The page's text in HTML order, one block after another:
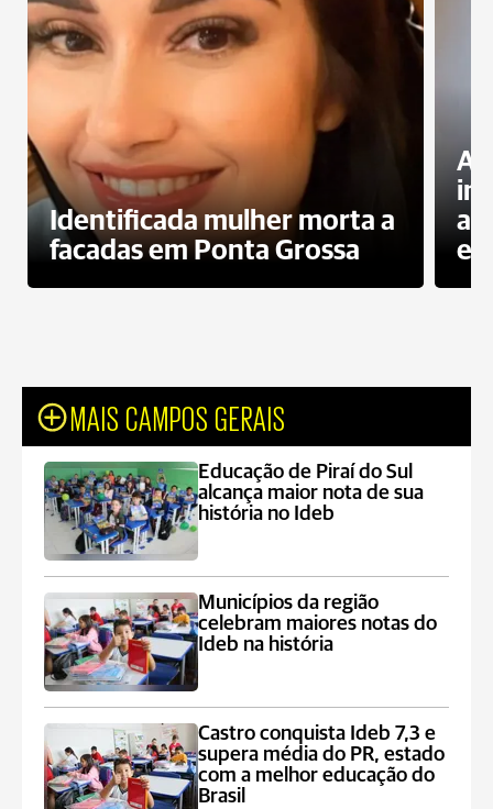
Identificada mulher morta a
facadas em Ponta Grossa
MAIS CAMPOS GERAIS
Educação de Piraí do Sul
alcança maior nota de sua
história no Ideb
Municípios da região
celebram maiores notas do
Ideb na história
Castro conquista Ideb 7,3 e
supera média do PR, estado
com a melhor educação do
Brasil